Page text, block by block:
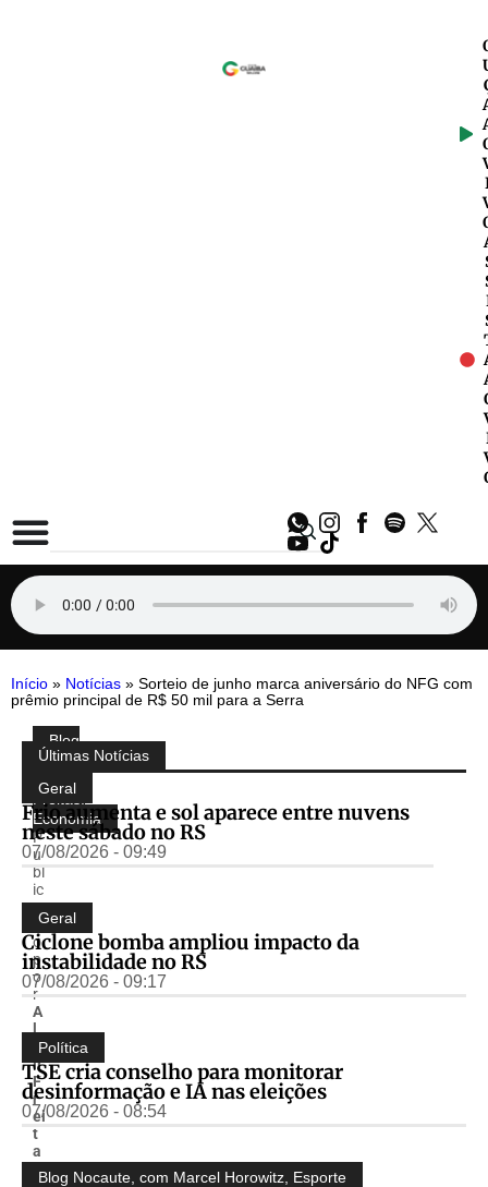
Início » Notícias » Sorteio de junho marca aniversário do NFG com
prêmio principal de R$ 50 mil para a Serra
Compartilhe:
Blog
do
Almir
Freitas
Economia
P
u
bl
ic
a
d
o
p
o
r
A
l
m
ir
F
r
ei
t
a
s
Últimas Notícias
Geral
Frio aumenta e sol aparece entre nuvens
neste sábado no RS
07/08/2026 - 09:49
Geral
Ciclone bomba ampliou impacto da
instabilidade no RS
07/08/2026 - 09:17
Política
TSE cria conselho para monitorar
desinformação e IA nas eleições
07/08/2026 - 08:54
Blog Nocaute, com Marcel Horowitz Esporte